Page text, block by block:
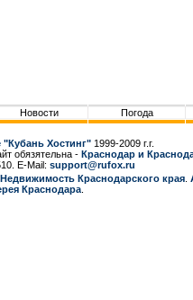
Новости Погода
"Кубань Хостинг" 1999-2009 г.г.
обязятельна - Краснодар и
E-Mail: support@rufox.ru
Недвижимость Краснодарcкого края
Краснодара